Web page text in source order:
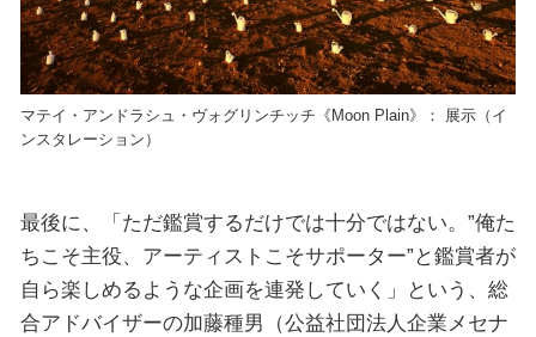
マテイ・アンドラシュ・ヴォグリンチッチ《Moon Plain》： 展示（イ
ンスタレーション）
最後に、「ただ鑑賞するだけでは十分ではない。”俺た
ちこそ主役、アーティストこそサポーター”と鑑賞者が
自ら楽しめるような企画を連発していく」という、総
合アドバイザーの加藤種男（公益社団法人企業メセナ